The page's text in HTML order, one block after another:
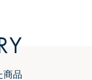
商品